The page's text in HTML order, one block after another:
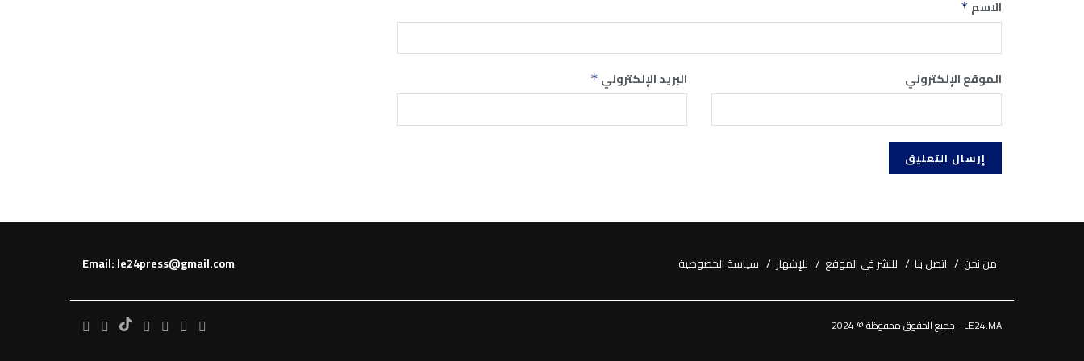
الاسم *
البريد الإلكتروني * الموقع الإلكتروني
من نحن اتصل بنا للنشر في الموقع للإشهار سياسة الخصوصية Email: le24press@gmail.com
LE24.MA - جميع الحقوق محفوظة © 2024